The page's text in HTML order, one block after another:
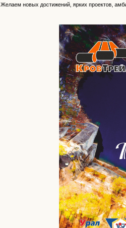
Желаем новых достижений, ярких проектов,